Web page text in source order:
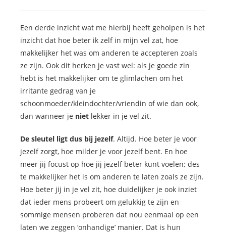
Een derde inzicht wat me hierbij heeft geholpen is het
inzicht dat hoe beter ik zelf in mijn vel zat, hoe
makkelijker het was om anderen te accepteren zoals
ze zijn. Ook dit herken je vast wel: als je goede zin
hebt is het makkelijker om te glimlachen om het
irritante gedrag van je
schoonmoeder/kleindochter/vriendin of wie dan ook,
dan wanneer je niet lekker in je vel zit.
De sleutel ligt dus bij jezelf. Altijd. Hoe beter je voor
jezelf zorgt, hoe milder je voor jezelf bent. En hoe
meer jij focust op hoe jij jezelf beter kunt voelen; des
te makkelijker het is om anderen te laten zoals ze zijn.
Hoe beter jij in je vel zit, hoe duidelijker je ook inziet
dat ieder mens probeert om gelukkig te zijn en
sommige mensen proberen dat nou eenmaal op een
laten we zeggen ‘onhandige’ manier. Dat is hun